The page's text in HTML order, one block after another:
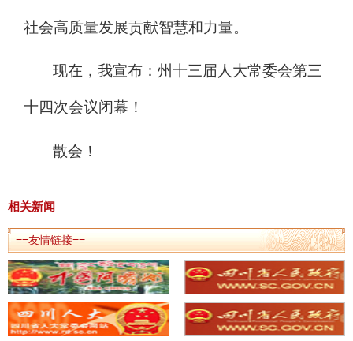
社会高质量发展贡献智慧和力量。
现在，我宣布：州十三届人大常委会第三
十四次会议闭幕！
散会！
相关新闻
==友情链接==